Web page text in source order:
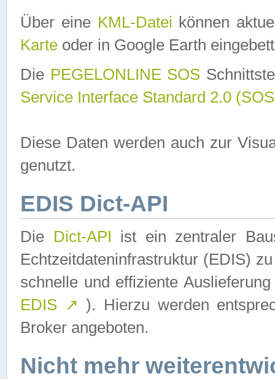
Über eine KML-Datei können
Karte oder in Google Earth
Die PEGELONLINE SOS
Service Interface Standard 2.0
Diese Daten werden auch zur
genutzt.
EDIS Dict-API
Die Dict-API ist ein zentraler
Echtzeitdateninfrastruktur (EDIS)
schnelle und effiziente
EDIS ↗ ). Hierzu werden
Broker angeboten.
Nicht mehr